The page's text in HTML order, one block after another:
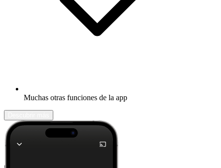
Muchas otras funciones de la app